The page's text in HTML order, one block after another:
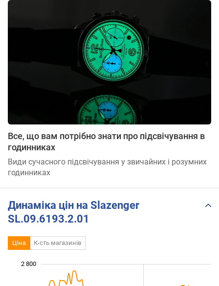
Все, що вам потрібно знати про підсвічування в
годинниках
Види сучасного підсвічування у звичайних і розумних
годинниках
Динаміка цін на Slazenger
SL.09.6193.2.01
Ціна К-сть магазинів
2 800